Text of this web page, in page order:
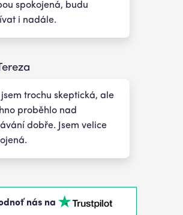
spokojená, budu
i nadále.
jsem trochu skeptická, ale
proběhlo nad
dobře. Jsem velice
nás na